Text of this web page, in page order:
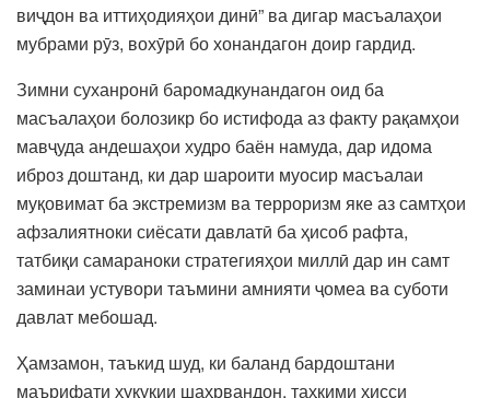
виҷдон ва иттиҳодияҳои динӣ” ва дигар масъалаҳои
мубрами рӯз, вохӯрӣ бо хонандагон доир гардид.
Зимни суханронӣ баромадкунандагон оид ба
масъалаҳои болозикр бо истифода аз факту рақамҳои
мавҷуда андешаҳои худро баён намуда, дар идома
иброз доштанд, ки дар шароити муосир масъалаи
муқовимат ба экстремизм ва терроризм яке аз самтҳои
афзалиятноки сиёсати давлатӣ ба ҳисоб рафта,
татбиқи самараноки стратегияҳои миллӣ дар ин самт
заминаи устувори таъмини амнияти ҷомеа ва суботи
давлат мебошад.
Ҳамзамон, таъкид шуд, ки баланд бардоштани
маърифати ҳуқуқии шаҳрвандон, таҳкими ҳисси